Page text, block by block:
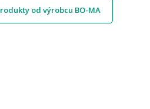
od výrobcu BO-MA